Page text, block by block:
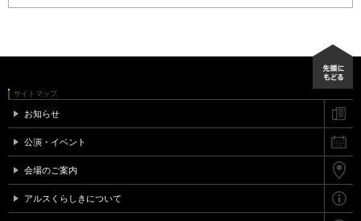
サイトマップ
お知らせ
公演・イベント
会場のご案内
アルスくらしきについて